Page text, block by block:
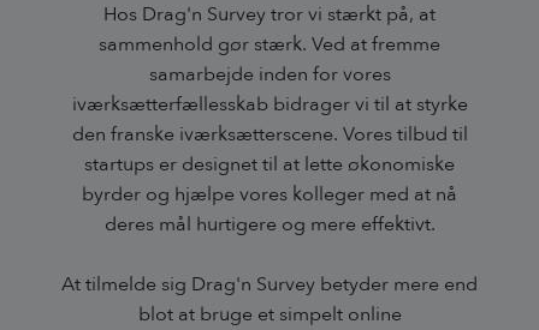
Hos Drag'n Survey tror vi stærkt på, at
sammenhold gør stærk. Ved at fremme
samarbejde inden for vores
iværksætterfællesskab bidrager vi til at styrke
den franske iværksætterscene. Vores tilbud til
startups er designet til at lette økonomiske
byrder og hjælpe vores kolleger med at nå
deres mål hurtigere og mere effektivt.
At tilmelde sig Drag'n Survey betyder mere end
blot at bruge et simpelt online